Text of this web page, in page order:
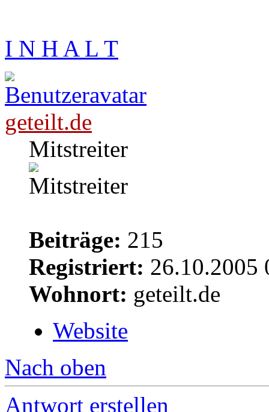
I N H A L T
geteilt.de
Mitstreiter
Beiträge: 215
Registriert: 26.10.2005
Wohnort: geteilt.de
Website
Nach oben
Antwort erstellen